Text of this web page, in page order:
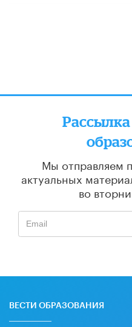
Рассылка
Мы отправляем
актуальных
во
ВЕСТИ ОБРАЗОВАНИЯ